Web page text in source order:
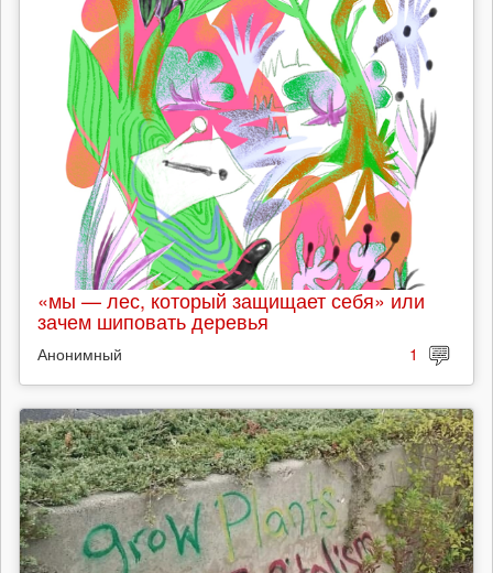
«мы — лес, который защищает себя» или
зачем шиповать деревья
Анонимный 1